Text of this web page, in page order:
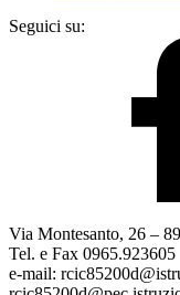
Seguici su:
Via Montesanto, 26 –
Tel. e Fax 0965.923605
e-mail: